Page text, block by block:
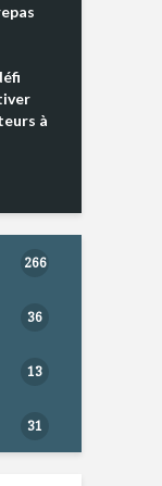
à
266
36
13
31